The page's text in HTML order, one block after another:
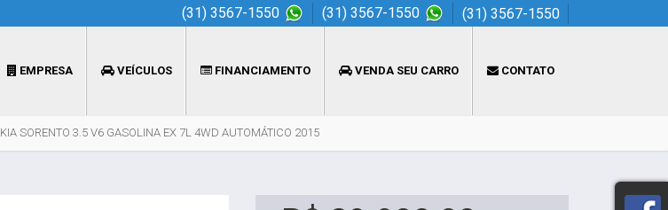
(31) 3567-1550 (31) 3567-1550 (31) 3567-1550
EMPRESA VEÍCULOS FINANCIAMENTO VENDA SEU CARRO CONTATO
KIA SORENTO 3.5 V6 GASOLINA EX 7L 4WD AUTOMÁTICO 2015